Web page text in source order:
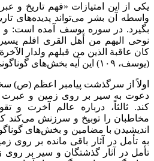
یکی از این امتیازات «فهم تاریخ و
واسطه آن بشر می‌تواند پدیده‌های
بگیرد. در سوره یوسف آمده است: و
نوحی
الیهم من أهل القری افلم
کان عاقبة الذین من قبلهم ولدار الآخرة
(یوسف، ۱۰۹) این آیه بخش‌های گوناگونی دارد.
اولاً از سرگذشت پیامبر اعظم (ص)
دعوت به سیر بر روی زمین و عبرت
کند. ثالثاً، درباره عالم آخرت و
مخاطبان را توبیخ و سرزنش می‌کند
اندیشیدن با مضامین و بخش‌های
به تأمل در آثار باقی مانده بر
تأمل در آثار گذشتگان و سیر بر